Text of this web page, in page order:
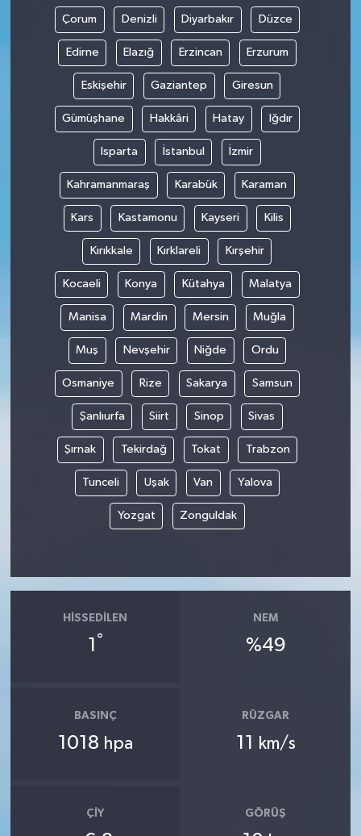
Çorum Denizli Diyarbakır Düzce
Edirne Elazığ Erzincan Erzurum
Eskişehir Gaziantep Giresun
Gümüşhane Hakkâri Hatay Iğdır
Isparta İstanbul İzmir
Kahramanmaraş Karabük Karaman
Kars Kastamonu Kayseri Kilis
Kırıkkale Kırklareli Kırşehir
Kocaeli Konya Kütahya Malatya
Manisa Mardin Mersin Muğla
Muş Nevşehir Niğde Ordu
Osmaniye Rize Sakarya Samsun
Şanlıurfa Siirt Sinop Sivas
Şırnak Tekirdağ Tokat Trabzon
Tunceli Uşak Van Yalova
Yozgat Zonguldak
HISSEDILEN
1 °
NEM
%49
BASINÇ
1018 hpa
RÜZGAR
11 km/s
ÇIY GÖRÜŞ